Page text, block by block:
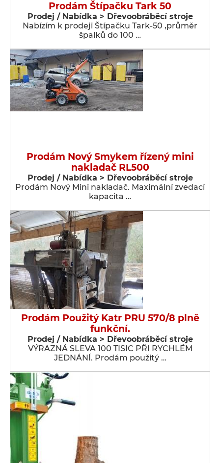
Prodám Štípačku Tark 50
Prodej / Nabídka > Dřevoobráběcí stroje
Nabízím k prodeji Štípačku Tark-50 ,průměr
špalků do 100 …
Prodám Nový Smykem řízený mini
nakladač RL500
Prodej / Nabídka > Dřevoobráběcí stroje
Prodám Nový Mini nakladač. Maximální zvedací
kapacita …
Prodám Použitý Katr PRU 570/8 plně
funkční.
Prodej / Nabídka > Dřevoobráběcí stroje
VÝRAZNÁ SLEVA 100 TISIC PŘI RYCHLÉM
JEDNÁNÍ. Prodám použitý …